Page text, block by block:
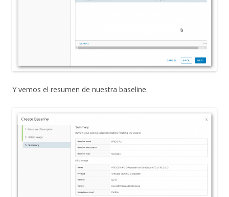
Y vemos el resumen de nuestra baseline.